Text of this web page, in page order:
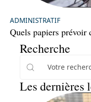
ADMINISTRATIF
Quels papiers prévoir
Recherche
Les dernières